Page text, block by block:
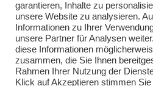
SONSTIGES
AGB/Impressum
Haftungsausschluss
Datenschutzerklärung
garantieren, Inhalte zu
unsere Website zu analysieren.
Informationen zu Ihrer
unsere Partner für Analysen
diese Informationen
zusammen, die Sie Ihnen
Rahmen Ihrer Nutzung der
Klick auf Akzeptieren stimmen